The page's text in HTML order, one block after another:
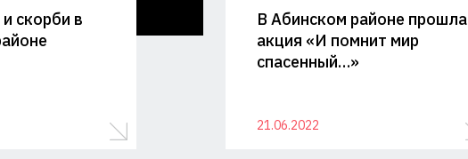
скорби в
В Абинском районе прошла
акция «И помнит мир
спасенный…»
21.06.2022